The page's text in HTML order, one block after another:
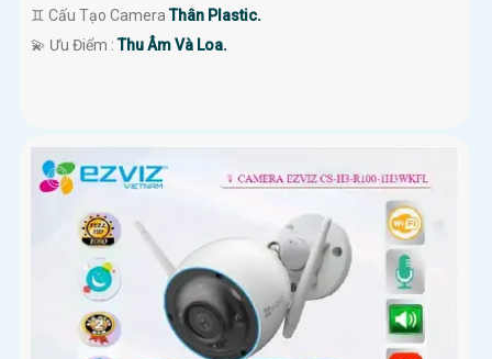
♊ Cấu Tạo CameraThân Plastic.
️💫 Ưu Điểm :Thu Âm Và Loa.